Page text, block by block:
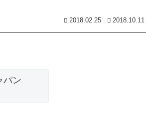
2018.02.25 2018.10.11